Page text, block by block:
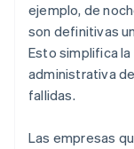
ejemplo, de
son definitivas
Esto simplifica la
administrativa
fallidas.
Las empresas